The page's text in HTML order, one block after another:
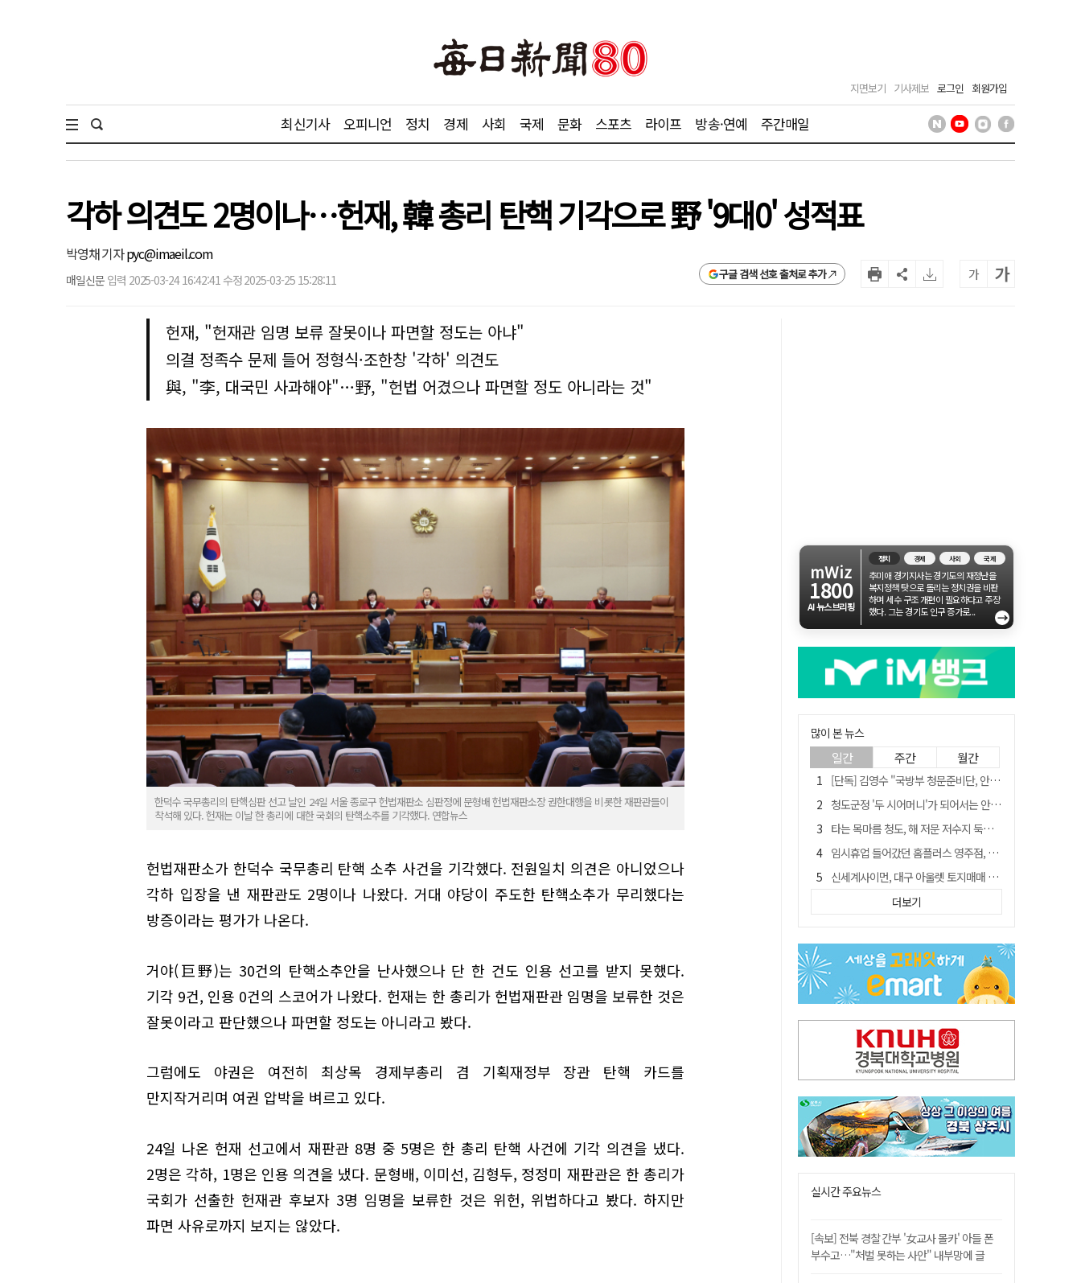
지면보기 기사제보 로그인 회원가입
최신기사 오피니언 정치 경제 사회 국제 문화 스포츠 라이프 방송·연예 주간매일
각하 의견도 2명이나…헌재, 韓 총리 탄핵 기각으로 野 '9대0' 성적표
박영채 기자pyc@imaeil.com
매일신문 입력 2025-03-24 16:42:41 수정 2025-03-25 15:28:11 구글 검색 선호 출처로 추가 가 가
헌재, "헌재관 임명 보류 잘못이나 파면할 정도는 아냐"
의결 정족수 문제 들어 정형식·조한창 '각하' 의견도
與, "李, 대국민 사과해야"…野, "헌법 어겼으나 파면할 정도 아니라는 것"
한덕수 국무총리의 탄핵심판 선고 날인 24일 서울 종로구 헌법재판소 심판정에 문형배 헌법재판소장 권한대행을 비롯한 재판관들이
착석해 있다. 헌재는 이날 한 총리에 대한 국회의 탄핵소추를 기각했다. 연합뉴스
헌법재판소가 한덕수 국무총리 탄핵 소추 사건을 기각했다. 전원일치 의견은 아니었으나
각하 입장을 낸 재판관도 2명이나 나왔다. 거대 야당이 주도한 탄핵소추가 무리했다는
방증이라는 평가가 나온다.
거야(巨野)는 30건의 탄핵소추안을 난사했으나 단 한 건도 인용 선고를 받지 못했다.
기각 9건, 인용 0건의 스코어가 나왔다. 헌재는 한 총리가 헌법재판관 임명을 보류한 것은
잘못이라고 판단했으나 파면할 정도는 아니라고 봤다.
그럼에도 야권은 여전히 최상목 경제부총리 겸 기획재정부 장관 탄핵 카드를
만지작거리며 여권 압박을 벼르고 있다.
24일 나온 헌재 선고에서 재판관 8명 중 5명은 한 총리 탄핵 사건에 기각 의견을 냈다.
2명은 각하, 1명은 인용 의견을 냈다. 문형배, 이미선, 김형두, 정정미 재판관은 한 총리가
국회가 선출한 헌재관 후보자 3명 임명을 보류한 것은 위헌, 위법하다고 봤다. 하지만
파면 사유로까지 보지는 않았다.
mWiz
1800
AI 뉴스브리핑
정치 경제 사회 국제
추미애 경기지사는 경기도의 재정난을
복지정책 탓으로 돌리는 정치권을 비판
하며 세수 구조 개편이 필요하다고 주장
했다. 그는 경기도 인구 증가로...
→
많이 본 뉴스
일간 주간 월간
[단독] 김영수 "국방부 청문준비단, 안규백 탈영 알고있었다"
청도군정 '두 시어머니'가 되어서는 안된다
타는 목마름 청도, 해 저문 저수지 둑에 군수가 서 있었다
임시휴업 들어갔던 홈플러스 영주점, 7일 영업 재개…지하 1층만 운영
신세계사이먼, 대구 아울렛 토지매매 계약 체결… 사업 본궤도
SK하이닉스, 주당 375원 분기 배당 공시…"3분기 중 주주환원 방안 확정"
이의준 전 경북도 새마을봉사과장, 제28대 울릉군 부군수 취임
外人 한 달 새 8000억 담았는데…LG이노텍 목표주가는 왜 엇갈릴까
정청래, 靑 겨냥... "신천지·레버리지·호남 반도체 겁박 사과하라"
더보기
실시간 주요뉴스
[속보] 전북 경찰 간부 '女교사 몰카' 아들 폰
부수고…"처벌 못하는 사안" 내부망에 글